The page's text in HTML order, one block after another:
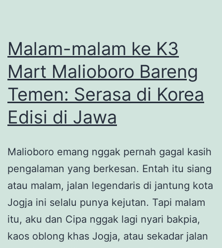
di
Sungai
Cisadane
Tangerang
Malam-malam ke K3
Mart Malioboro Bareng
Temen: Serasa di Korea
Edisi di Jawa
Malioboro emang nggak pernah gagal kasih
pengalaman yang berkesan. Entah itu siang
atau malam, jalan legendaris di jantung kota
Jogja ini selalu punya kejutan. Tapi malam
itu, aku dan Cipa nggak lagi nyari bakpia,
kaos oblong khas Jogja, atau sekadar jalan